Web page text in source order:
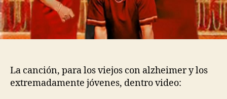
La canción, para los viejos con alzheimer y los
extremadamente jóvenes, dentro video: